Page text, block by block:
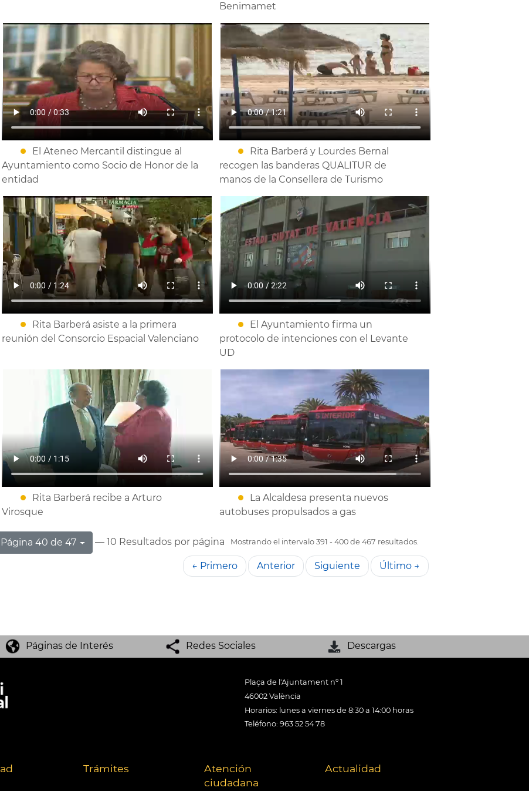
Benimamet
El Ateneo Mercantil distingue al
Ayuntamiento como Socio de Honor de la
entidad
Rita Barberá y Lourdes Bernal
recogen las banderas QUALITUR de
manos de la Consellera de Turismo
Rita Barberá asiste a la primera
reunión del Consorcio Espacial Valenciano
El Ayuntamiento firma un
protocolo de intenciones con el Levante
UD
Rita Barberá recibe a Arturo
Virosque
La Alcaldesa presenta nuevos
autobuses propulsados a gas
Página 40 de 47 — 10 Resultados por página Mostrando el intervalo 391 - 400 de 467 resultados.
← Primero Anterior Siguiente Último →
Páginas de Interés Redes Sociales Descargas
Plaça de l'Ajuntament nº 1
46002 València
Horarios: lunes a viernes de 8:30 a 14:00 horas
Teléfono: 963 52 54 78
Trámites
Atención
ciudadana
Actualidad